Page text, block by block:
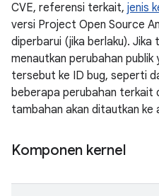
CVE, referensi terkait, jenis
versi Project Open Source
diperbarui (jika berlaku). Jika
menautkan perubahan
tersebut ke ID bug, seperti
beberapa perubahan terkait
tambahan akan ditautkan ke
Komponen kernel